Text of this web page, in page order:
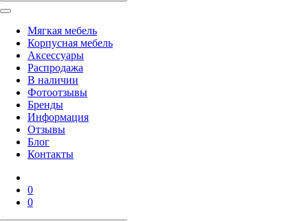
Мягкая мебель
Корпусная мебель
Аксессуары
Распродажа
В наличии
Фотоотзывы
Бренды
Информация
Отзывы
Блог
Контакты
0
0